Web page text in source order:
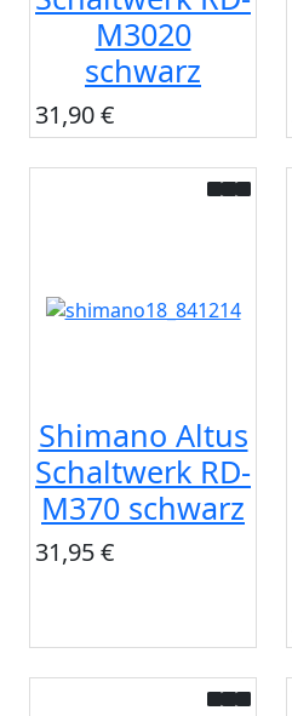
M3020
schwarz
31,90 €
Shimano Altus
Schaltwerk RD-
M370 schwarz
31,95 €